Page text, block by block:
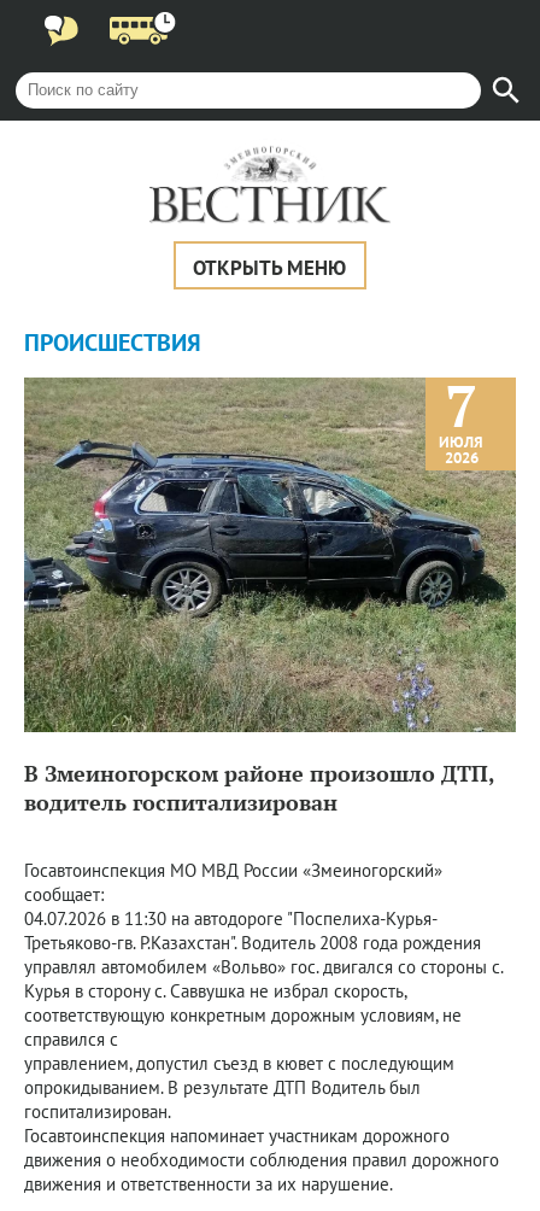
ОТКРЫТЬ МЕНЮ
ПРОИCШЕСТВИЯ
7
ИЮЛЯ
2026
В Змеиногорском районе произошло ДТП,
водитель госпитализирован
Госавтоинспекция МО МВД России «Змеиногорский»
сообщает:
04.07.2026 в 11:30 на автодороге "Поспелиха-Курья-
Третьяково-гв. Р.Казахстан". Водитель 2008 года рождения
управлял автомобилем «Вольво» гос. двигался со стороны с.
Курья в сторону с. Саввушка не избрал скорость,
соответствующую конкретным дорожным условиям, не
справился с
управлением, допустил съезд в кювет с последующим
опрокидыванием. В результате ДТП Водитель был
госпитализирован.
Госавтоинспекция напоминает участникам дорожного
движения о необходимости соблюдения правил дорожного
движения и ответственности за их нарушение.